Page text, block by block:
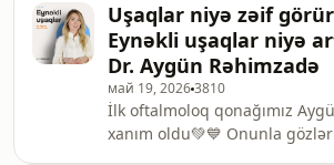
"Münasibət"də sevdiyimiz 5
danışdıq,
BaNK" IPO ilə bağlı ətraflı
https://ipo.pashabank.az/📢Bizə
"Patreon"dan dəstək olub
özəl buraxılışlar əldə edə
Uşaqlar niyə zəif
Eynəkli uşaqlar niyə
Dr. Aygün Rəhimzadə
май 19, 20263810
İlk oftalmoloq qonağımız
xanım oldu💚💙 Onunla